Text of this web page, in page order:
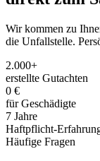
Wir kommen zu
die Unfallstelle.
2.000+
erstellte Gutachten
0 €
für Geschädigte
7 Jahre
Haftpflicht-
Häufige Fragen